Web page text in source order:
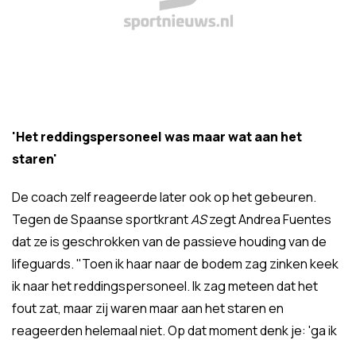
'Het reddingspersoneel was maar wat aan het
staren'
De coach zelf reageerde later ook op het gebeuren.
Tegen de Spaanse sportkrantASzegt Andrea Fuentes
dat ze is geschrokken van de passieve houding van de
lifeguards. "Toen ik haar naar de bodem zag zinken keek
ik naar het reddingspersoneel. Ik zag meteen dat het
fout zat, maar zij waren maar aan het staren en
reageerden helemaal niet. Op dat moment denk je: 'ga ik